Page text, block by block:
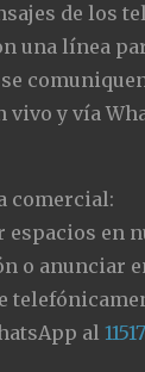
de los
una línea
vivo y vía
comercial:
espacios en
o anunciar
al